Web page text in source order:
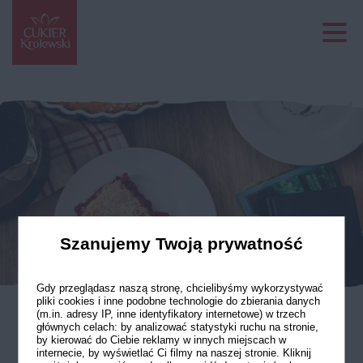
Placek wiśniowy
Szanujemy Twoją prywatność
Gdy przeglądasz naszą stronę, chcielibyśmy wykorzystywać
pliki cookies i inne podobne technologie do zbierania danych
(m.in. adresy IP, inne identyfikatory internetowe) w trzech
głównych celach: by analizować statystyki ruchu na stronie,
by kierować do Ciebie reklamy w innych miejscach w
internecie, by wyświetlać Ci filmy na naszej stronie. Kliknij